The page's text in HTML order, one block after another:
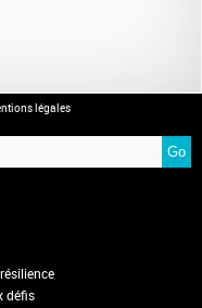
légales
défis